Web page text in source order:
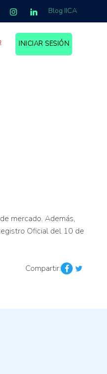
Blog IICA
INICIAR SESIÓN
mercado. Además,
Oficial del 10 de
Compartir: